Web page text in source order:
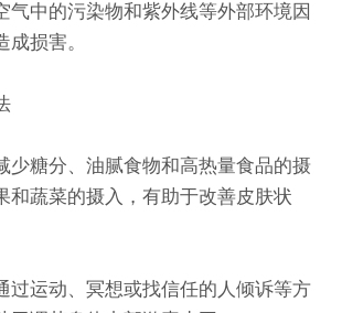
中的污染物和紫外线等外部环境因
损害。
糖分、油腻食物和高热量食品的摄
和蔬菜的摄入，有助于改善皮肤状
运动、冥想或找信任的人倾诉等方